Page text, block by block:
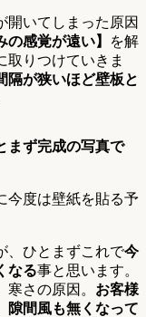
開いてしまった原因
の感覚が遠い】
を解
取りつけていきま
隔が狭いほど壁板と
まず完成の写真で
今度は壁紙を貼る予
、ひとまずこれで今
なる事と思います。
さの原因。 お客様
隙間風も無くなって